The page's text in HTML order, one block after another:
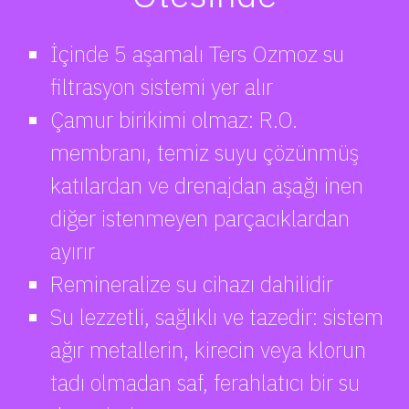
İçinde 5 aşamalı Ters Ozmoz su
filtrasyon sistemi yer alır
Çamur birikimi olmaz: R.O.
membranı, temiz suyu çözünmüş
katılardan ve drenajdan aşağı inen
diğer istenmeyen parçacıklardan
ayırır
Remineralize su cihazı dahilidir
Su lezzetli, sağlıklı ve tazedir: sistem
ağır metallerin, kirecin veya klorun
tadı olmadan saf, ferahlatıcı bir su